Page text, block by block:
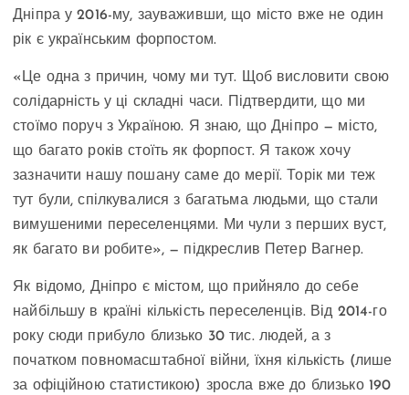
Дніпра у 2016-му, зауваживши, що місто вже не один
рік є українським форпостом.
«Це одна з причин, чому ми тут. Щоб висловити свою
солідарність у ці складні часи. Підтвердити, що ми
стоїмо поруч з Україною. Я знаю, що Дніпро — місто,
що багато років стоїть як форпост. Я також хочу
зазначити нашу пошану саме до мерії. Торік ми теж
тут були, спілкувалися з багатьма людьми, що стали
вимушеними переселенцями. Ми чули з перших вуст,
як багато ви робите», — підкреслив Петер Вагнер.
Як відомо, Дніпро є містом, що прийняло до себе
найбільшу в країні кількість переселенців. Від 2014-го
року сюди прибуло близько 30 тис. людей, а з
початком повномасштабної війни, їхня кількість (лише
за офіційною статистикою) зросла вже до близько 190